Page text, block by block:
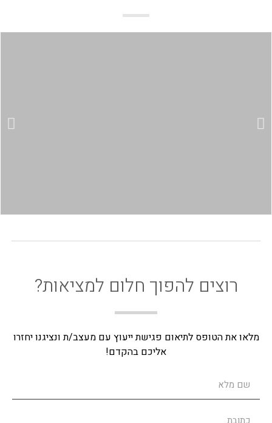
רוצים להפוך חלום למציאות?
מלאו את הטופס לתיאום פגישת ייעוץ עם מעצב/ת ונציגנו יחזרו
אליכם בהקדם!